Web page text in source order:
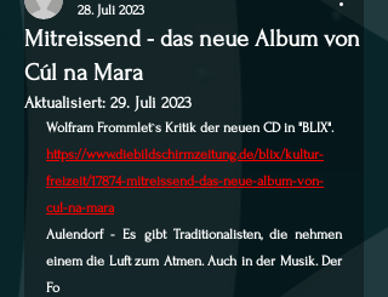
Mitreissend - das neue Album von
Cúl na Mara
28. Juli 2023
Aktualisiert: 29. Juli 2023
Wolfram Frommlet`s Kritik der neuen CD in "BLIX".
https://www.diebildschirmzeitung.de/blix/kultur-
freizeit/17874-mitreissend-das-neue-album-von-
cul-na-mara
Aulendorf - Es gibt Traditionalisten, die nehmen
einem die Luft zum Atmen. Auch in der Musik. Der
Fo